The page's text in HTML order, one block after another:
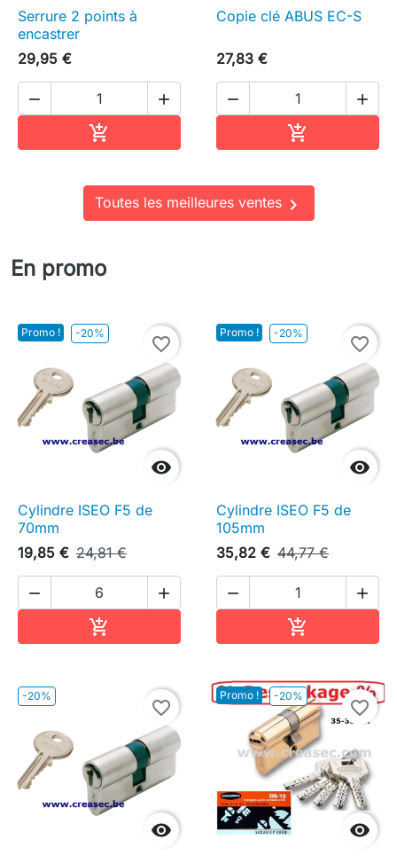
Serrure 2 points à
encastrer
29,95 €
 

Copie clé ABUS EC-S
27,83 €
 

Toutes les meilleures ventes 
En promo
Promo ! -20%

favorite_border
Cylindre ISEO F5 de
70mm
19,85 € 24,81 €
 

Promo ! -20%

favorite_border
Cylindre ISEO F5 de
105mm
35,82 € 44,77 €
 

-20%

favorite_border
Promo ! -20%

favorite_border